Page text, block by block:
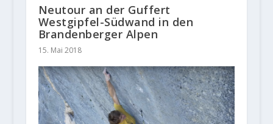
Neutour an der Guffert
Westgipfel-Südwand in den
Brandenberger Alpen
15. Mai 2018